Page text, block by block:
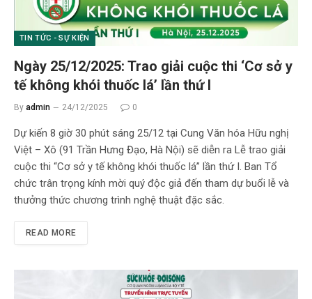
TIN TỨC - SỰ KIỆN
Ngày 25/12/2025: Trao giải cuộc thi ‘Cơ sở y
tế không khói thuốc lá’ lần thứ I
By admin 24/12/2025 0
Dự kiến 8 giờ 30 phút sáng 25/12 tại Cung Văn hóa Hữu nghị
Việt – Xô (91 Trần Hưng Đạo, Hà Nội) sẽ diễn ra Lễ trao giải
cuộc thi “Cơ sở y tế không khói thuốc lá” lần thứ I. Ban Tổ
chức trân trọng kính mời quý độc giả đến tham dự buổi lễ và
thưởng thức chương trình nghệ thuật đặc sắc.
READ MORE